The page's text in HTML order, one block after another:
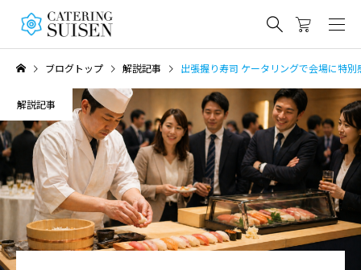
ブログトップ 解説記事 出張握り寿司 ケータリングで会場に特
解説記事